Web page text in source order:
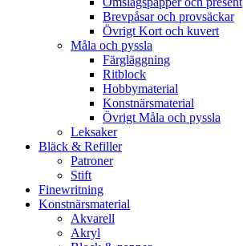
Brevpåsar och provsäckar
Övrigt Kort och kuvert
Måla och pyssla
Färgläggning
Ritblock
Hobbymaterial
Konstnärsmaterial
Övrigt Måla och pyssla
Leksaker
Bläck & Refiller
Patroner
Stift
Finewritning
Konstnärsmaterial
Akvarell
Akryl